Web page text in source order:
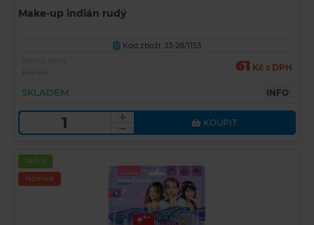
Make-up indián rudý
U
Kód zboží: 33-28/1153
61 Kč s DPH
SKLADEM INFO
KOUPIT
Akční
Novinka